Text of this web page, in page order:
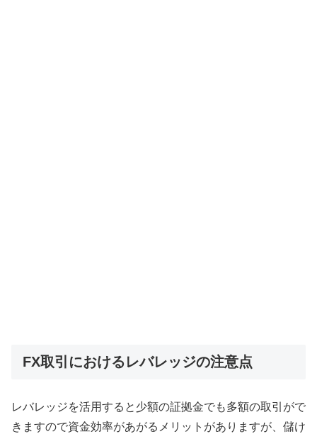
FX取引におけるレバレッジの注意点
レバレッジを活用すると少額の証拠金でも多額の取引がで
きますので資金効率があがるメリットがありますが、儲け